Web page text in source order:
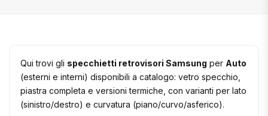
Qui trovi gli specchietti retrovisori Samsung per Auto
(esterni e interni) disponibili a catalogo: vetro specchio,
piastra completa e versioni termiche, con varianti per lato
(sinistro/destro) e curvatura (piano/curvo/asferico).